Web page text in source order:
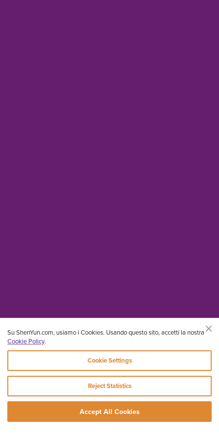
Su ShenYun.com, usiamo i Cookies. Usando questo sito, accetti la nostra
Cookie Policy.
Cookie Settings
Reject Statistics
Accept All Cookies